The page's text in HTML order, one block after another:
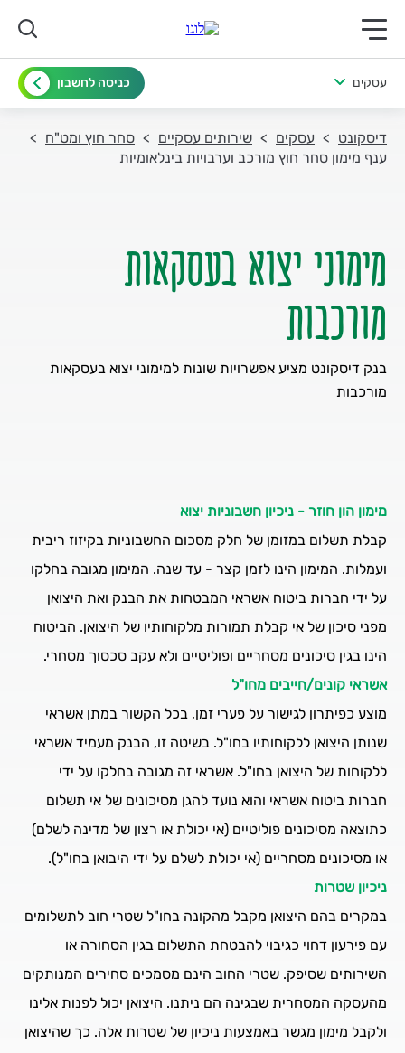
תפריט ראשי לנייד
עסקים כניסה לחשבון
דיסקונט עסקים שירותים עסקיים
סחר חוץ ומט"ח
ענף מימון סחר חוץ מורכב וערבויות בינלאומיות
מימוני יצוא בעסקאות
מורכבות
בנק דיסקונט מציע אפשרויות שונות למימוני יצוא בעסקאות
מורכבות
מימון הון חוזר - ניכיון חשבוניות יצוא
קבלת תשלום במזומן של חלק מסכום החשבוניות בקיזוז ריבית
ועמלות. המימון הינו לזמן קצר - עד שנה. המימון מגובה בחלקו
על ידי חברות ביטוח אשראי המבטחות את הבנק ואת היצואן
מפני סיכון של אי קבלת תמורות מלקוחותיו של היצואן. הביטוח
הינו בגין סיכונים מסחריים ופוליטיים ולא עקב סכסוך מסחרי.
אשראי קונים/חייבים מחו"ל
מוצע כפיתרון לגישור על פערי זמן, בכל הקשור במתן אשראי
שנותן היצואן ללקוחותיו בחו"ל. בשיטה זו, הבנק מעמיד אשראי
ללקוחות של היצואן בחו"ל. אשראי זה מגובה בחלקו על ידי
חברות ביטוח אשראי והוא נועד להגן מסיכונים של אי תשלום
כתוצאה מסיכונים פוליטיים (אי יכולת או רצון של מדינה לשלם)
או מסיכונים מסחריים (אי יכולת לשלם על ידי היבואן בחו"ל).
ניכיון שטרות
במקרים בהם היצואן מקבל מהקונה בחו"ל שטרי חוב לתשלומים
עם פירעון דחוי כגיבוי להבטחת התשלום בגין הסחורה או
השירותים שסיפק. שטרי החוב הינם מסמכים סחירים המנותקים
מהעסקה המסחרית שבגינה הם ניתנו. היצואן יכול לפנות אלינו
ולקבל מימון מגשר באמצעות ניכיון של שטרות אלה. כך שהיצואן